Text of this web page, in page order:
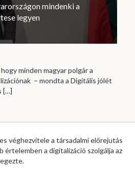
mindenki a
legyen
minden magyar polgár a
– mondta a Digitális jólét
[…]
véghezvitele a társadalmi előrejutás
a digitalizáció szolgálja az